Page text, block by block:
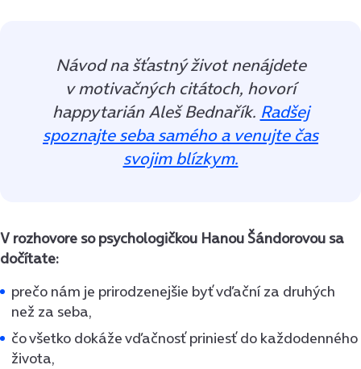
Návod na šťastný život nenájdete
v motivačných citátoch, hovorí
happytarián Aleš Bednařík. Radšej
spoznajte seba samého a venujte čas
svojim blízkym.
V rozhovore so psychologičkou Hanou Šándorovou sa
dočítate:
prečo nám je prirodzenejšie byť vďační za druhých
než za seba,
čo všetko dokáže vďačnosť priniesť do každodenného
života,